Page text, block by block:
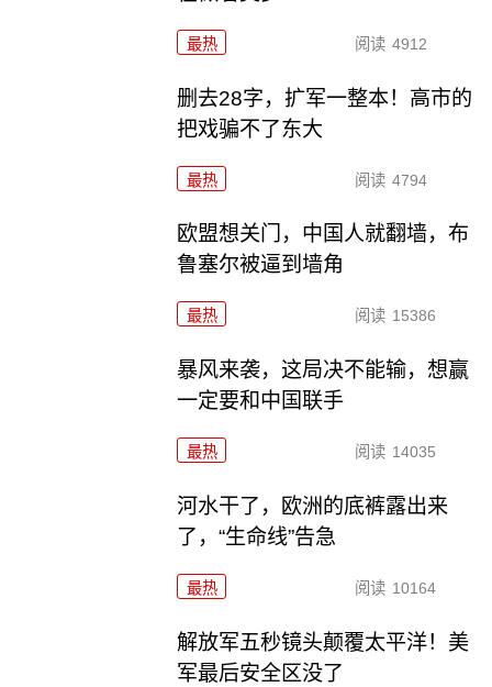
最热 阅读 4912
删去28字，扩军一整本！高市的
把戏骗不了东大
最热 阅读 4794
欧盟想关门，中国人就翻墙，布
鲁塞尔被逼到墙角
最热 阅读 15386
暴风来袭，这局决不能输，想赢
一定要和中国联手
最热 阅读 14035
河水干了，欧洲的底裤露出来
了，“生命线”告急
最热 阅读 10164
解放军五秒镜头颠覆太平洋！美
军最后安全区没了